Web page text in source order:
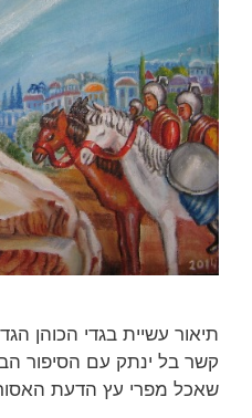
תיאור עשיית בגדי הכוהן
קשר בל ינתק עם הסיפור
שאכל מפרי עץ הדעת